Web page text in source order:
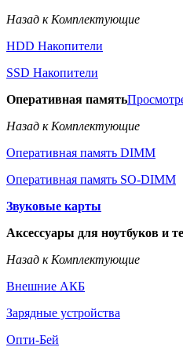
Назад к Комплектующие
HDD Накопители
SSD Накопители
Оперативная память
Назад к Комплектующие
Оперативная память DIMM
Оперативная память SO-DIMM
Звуковые карты
Аксессуары для ноутбуков и
Назад к Комплектующие
Внешние АКБ
Зарядные устройства
Опти-Бей